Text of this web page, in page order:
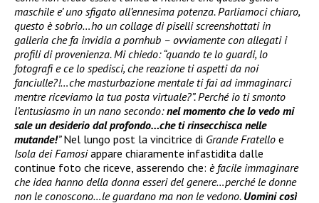
maschile e’ uno sfigato all’ennesima potenza. Parliamoci chiaro,
questo è sobrio…ho un collage di piselli screenshottati in
galleria che fa invidia a pornhub – ovviamente con allegati i
profili di provenienza. Mi chiedo: “quando te lo guardi, lo
fotografi e ce lo spedisci, che reazione ti aspetti da noi
fanciulle?!…che masturbazione mentale ti fai ad immaginarci
mentre riceviamo la tua posta virtuale?”. Perché io ti smonto
l’entusiasmo in un nano secondo:nel momento che lo vedo mi
sale un desiderio dal profondo…che ti rinsecchisca nelle
mutande!”Nel lungo post la vincitrice di Grande Fratello e
Isola dei Famosiappare chiaramente infastidita dalle
continue foto che riceve, asserendo che: è facile immaginare
che idea hanno della donna esseri del genere…perché le donne
non le conoscono…le guardano ma non le vedono. Uomini così